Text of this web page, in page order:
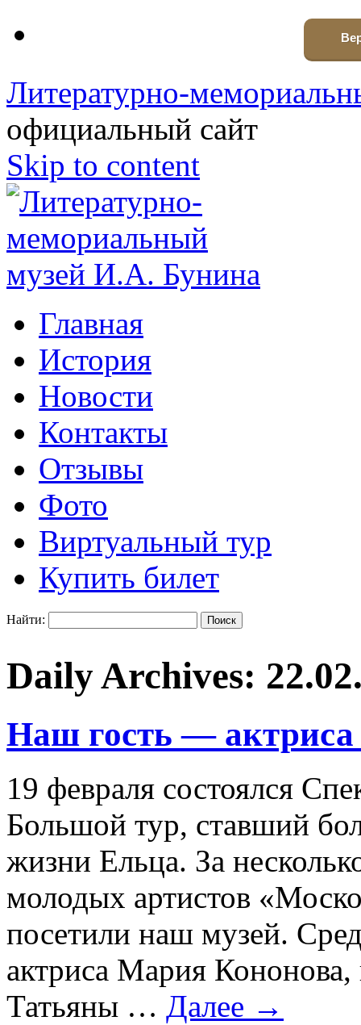
Литературно-
официальный сайт
Skip to content
Главная
История
Новости
Контакты
Отзывы
Фото
Виртуальный тур
Купить билет
Найти:
Daily Archives:
Наш гость —
19 февраля состоялся
Большой тур, ставший
жизни Ельца. За
молодых артистов
посетили наш музей.
актриса Мария
Татьяны … Далее →